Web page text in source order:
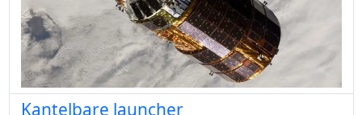
Kantelbare launcher